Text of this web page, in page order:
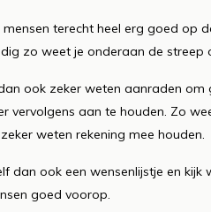
mensen terecht heel erg goed op
zo weet je onderaan de
ook zeker weten aanraden
vervolgens aan te houden. Zo
weten rekening mee houden.
dan ook een wensenlijstje en
goed voorop.